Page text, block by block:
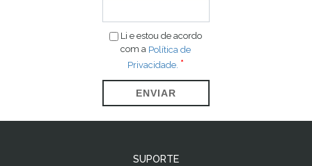
Li e estou de acordo
com a Política de
Privacidade.
ENVIAR
SUPORTE